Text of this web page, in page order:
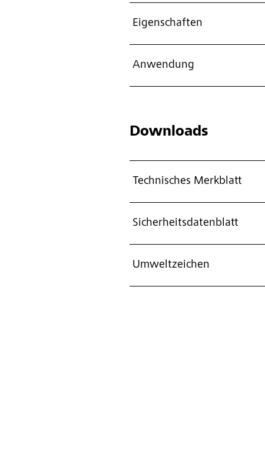
Eigenschaften
Anwendung
Downloads
Technisches Merkblatt
Sicherheitsdatenblatt
Umweltzeichen